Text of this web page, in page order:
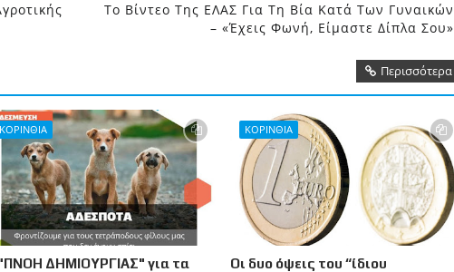
Το Βίντεο Της ΕΛΑΣ Για Τη Βία Κατά Των Γυναικών
– «Έχεις Φωνή, Είμαστε Δίπλα Σου»
Περισσότερα
ΚΟΡΙΝΘΙΑ
ΔΗΜΙΟΥΡΓΙΑΣ" για τα
ΚΟΡΙΝΘΙΑ
Οι δυο όψεις του “ίδιου